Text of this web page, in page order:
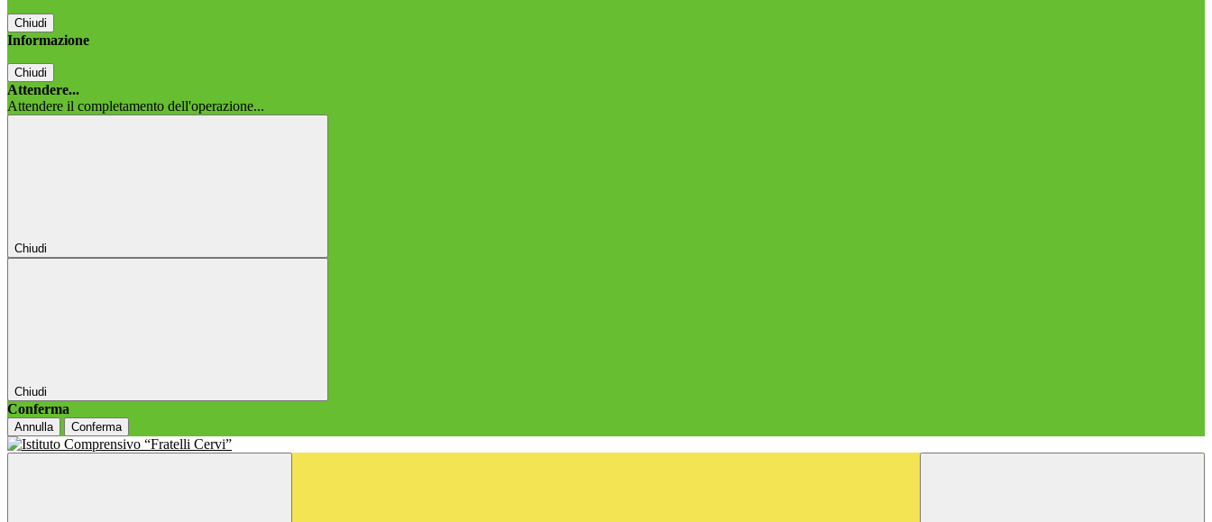
Chiudi
Informazione
Chiudi
Attendere...
Attendere il completamento dell'operazione...
Chiudi
Chiudi
Conferma
Annulla Conferma